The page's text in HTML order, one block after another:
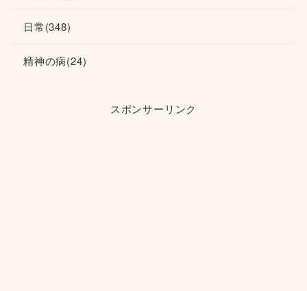
日常(348)
精神の病(24)
スポンサーリンク